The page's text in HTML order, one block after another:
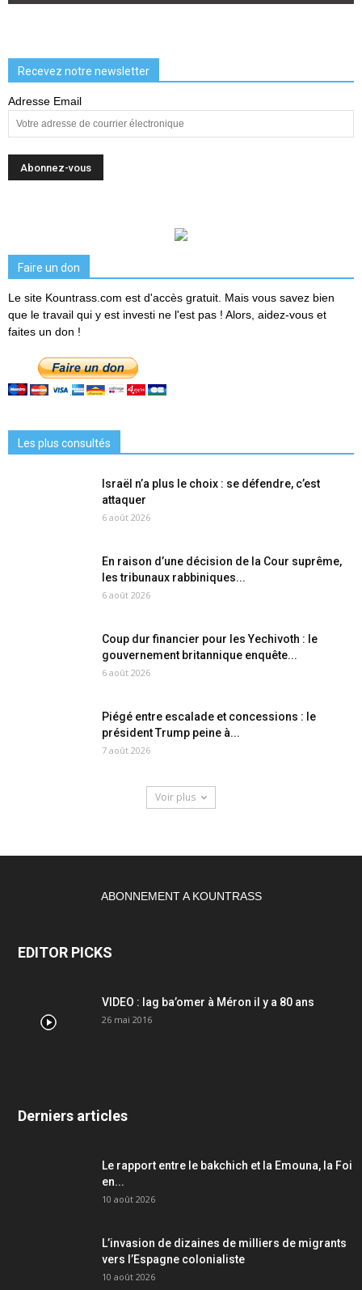
Recevez notre newsletter
Adresse Email
Faire un don
Le site Kountrass.com est d'accès gratuit. Mais vous savez bien
que le travail qui y est investi ne l'est pas ! Alors, aidez-vous et
faites un don !
Les plus consultés
Israël n’a plus le choix : se défendre, c’est
attaquer
6 août 2026
En raison d’une décision de la Cour suprême,
les tribunaux rabbiniques...
6 août 2026
Coup dur financier pour les Yechivoth : le
gouvernement britannique enquête...
6 août 2026
Piégé entre escalade et concessions : le
président Trump peine à...
7 août 2026
Voir plus
ABONNEMENT A KOUNTRASS
EDITOR PICKS
VIDEO : lag ba’omer à Méron il y a 80 ans
26 mai 2016
Derniers articles
Le rapport entre le bakchich et la Emouna, la Foi
en...
10 août 2026
L’invasion de dizaines de milliers de migrants
vers l’Espagne colonialiste
10 août 2026